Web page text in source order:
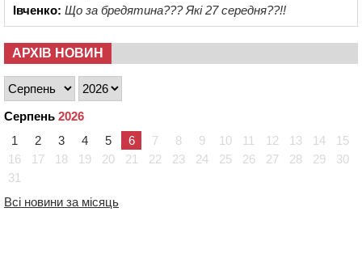
Івченко: Що за бредятина??? Які 27 середня??!!
АРХІВ НОВИН
Серпень 2026
1
2 3 4 5 6 7 8 9 10 11 12 13 14
15
16
17 18 19 20 21 22 23 24 25 26 27 28 29
30
31
Всі новини за місяць